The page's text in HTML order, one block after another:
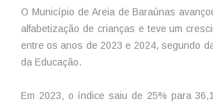
O Município de Areia de Baraúnas
alfabetização de crianças e teve um
entre os anos de 2023 e 2024, segundo
da Educação.
Em 2023, o índice saiu de 25% para